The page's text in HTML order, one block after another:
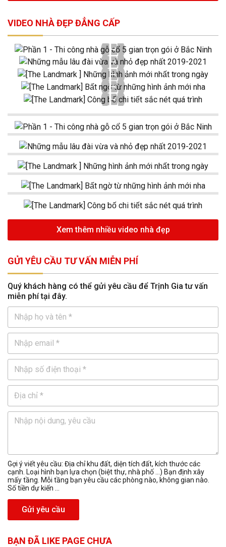
VIDEO NHÀ ĐẸP ĐẲNG CẤP
Xem thêm nhiều video nhà đẹp
GỬI YÊU CẦU TƯ VẤN MIỄN PHÍ
Quý khách hàng có thể gửi yêu cầu để Trịnh Gia tư vấn
miễn phí tại đây.
Gợi ý viết yêu cầu: Địa chỉ khu đất, diện tích đất, kích thước các
cạnh. Loại hình bạn lựa chọn (biệt thự, nhà phố …) Bạn định xây
mấy tầng. Mỗi tầng bạn yêu cầu các phòng nào, không gian nào.
Số tiền dự kiến ...
Gửi yêu cầu
BẠN ĐÃ LIKE PAGE CHƯA